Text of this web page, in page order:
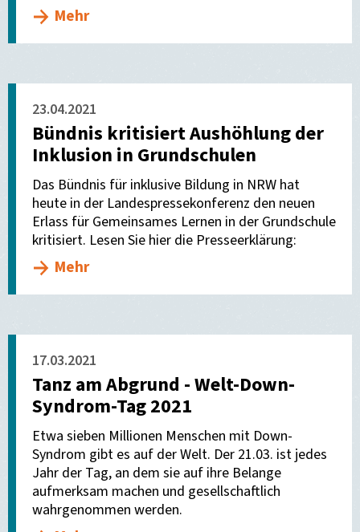
Mehr
23.04.2021
Bündnis kritisiert Aushöhlung der
Inklusion in Grundschulen
Das Bündnis für inklusive Bildung in NRW hat
heute in der Landespressekonferenz den neuen
Erlass für Gemeinsames Lernen in der Grundschule
kritisiert. Lesen Sie hier die Presseerklärung:
Mehr
17.03.2021
Tanz am Abgrund - Welt-Down-
Syndrom-Tag 2021
Etwa sieben Millionen Menschen mit Down-
Syndrom gibt es auf der Welt. Der 21.03. ist jedes
Jahr der Tag, an dem sie auf ihre Belange
aufmerksam machen und gesellschaftlich
wahrgenommen werden.